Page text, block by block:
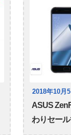
2018年10月5
ASUS
わりセー